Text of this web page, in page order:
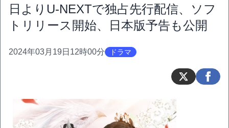
日よりU-NEXTで独占先行配信、ソフ
トリリース開始、日本版予告も公開
2024年03月19日12時00分 ドラマ